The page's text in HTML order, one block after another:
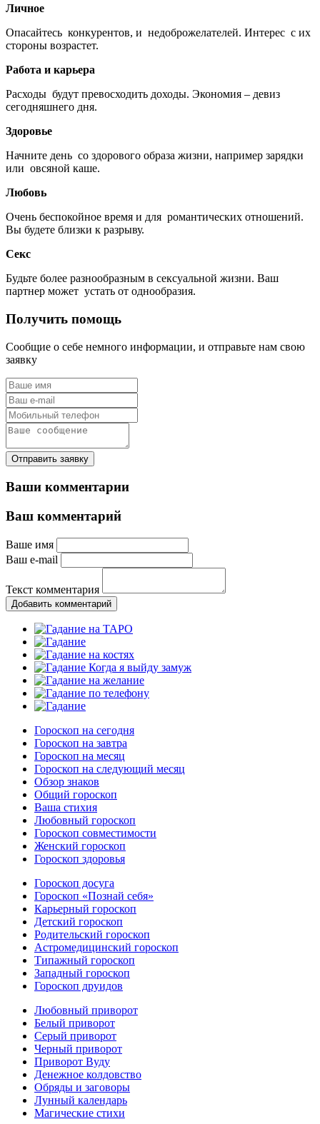
Личное
Опасайтесь конкурентов, и недоброжелателей. Интерес с их
стороны возрастет.
Работа и карьера
Расходы будут превосходить доходы. Экономия – девиз
сегодняшнего дня.
Здоровье
Начните день со здорового образа жизни, например зарядки
или овсяной каше.
Любовь
Очень беспокойное время и для романтических отношений.
Вы будете близки к разрыву.
Секс
Будьте более разнообразным в сексуальной жизни. Ваш
партнер может устать от однообразия.
Получить помощь
Сообщие о себе немного информации, и отправьте нам свою
заявку
Отправить заявку
Ваши комментарии
Ваш комментарий
Ваше имя
Ваш e-mail
Текст комментария
Добавить комментарий
Гороскоп на сегодня
Гороскоп на завтра
Гороскоп на месяц
Гороскоп на следующий месяц
Обзор знаков
Общий гороскоп
Ваша стихия
Любовный гороскоп
Гороскоп совместимости
Женский гороскоп
Гороскоп здоровья
Гороскоп досуга
Гороскоп «Познай себя»
Карьерный гороскоп
Детский гороскоп
Родительский гороскоп
Астромедицинский гороскоп
Типажный гороскоп
Западный гороскоп
Гороскоп друидов
Любовный приворот
Белый приворот
Серый приворот
Черный приворот
Приворот Вуду
Денежное колдовство
Обряды и заговоры
Лунный календарь
Магические стихи